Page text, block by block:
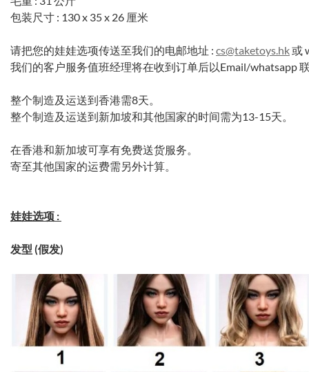
包装尺寸 : 130 x 35 x 26 厘米
请把您的娃娃选项传送至我们的电邮地址 : cs@taketoys.hk或
我们的客户服务值班经理将在收到订单后以Email/whatsapp
整个制造及运送到香港需8天。
整个制造及运送到新加坡和其他国家的时间需为13-15天。
在香港和新加坡可享有免费送货服务。
寄至其他国家的运费需另外计算。
娃娃选项 :
发型 (假发)